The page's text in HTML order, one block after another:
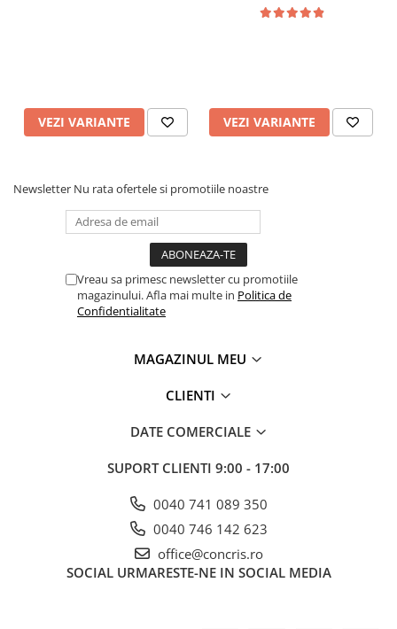
VEZI VARIANTE VEZI VARIANTE
Newsletter Nu rata ofertele si promotiile noastre
Vreau sa primesc newsletter cu promotiile
magazinului. Afla mai multe in Politica de
Confidentialitate
MAGAZINUL MEU
CLIENTI
DATE COMERCIALE
SUPORT CLIENTI 9:00 - 17:00
0040 741 089 350
0040 746 142 623
office@concris.ro
SOCIAL URMARESTE-NE IN SOCIAL MEDIA